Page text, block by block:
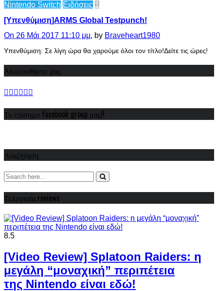
Nintendo Switch Ειδήσεις 1
[Υπενθύμιση]ARMS Global Testpunch!
On 26 Μάι 2017 11:10 μμ, by Braveheart1980
Υπενθύμιση: Σε λίγη ώρα θα χαρούμε όλοι τον τίτλο!Δείτε τις ώρες!
Ακολουθήστε μας
Το επίσημο facebook group μας!!
Αναζήτηση
Τελευταία reviews
8.5
[Video Review] Splatoon Raiders: η
μεγάλη “μοναχική” περιπέτεια
της Nintendo είναι εδώ!